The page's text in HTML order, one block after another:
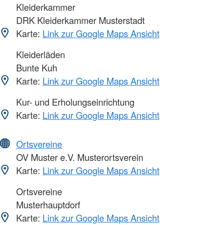
Kleiderkammer
DRK Kleiderkammer Musterstadt
Karte: Link zur Google Maps Ansicht
Kleiderläden
Bunte Kuh
Karte: Link zur Google Maps Ansicht
Kur- und Erholungseinrichtung
Karte: Link zur Google Maps Ansicht
Ortsvereine
OV Muster e.V. Musterortsverein
Karte: Link zur Google Maps Ansicht
Ortsvereine
Musterhauptdorf
Karte: Link zur Google Maps Ansicht